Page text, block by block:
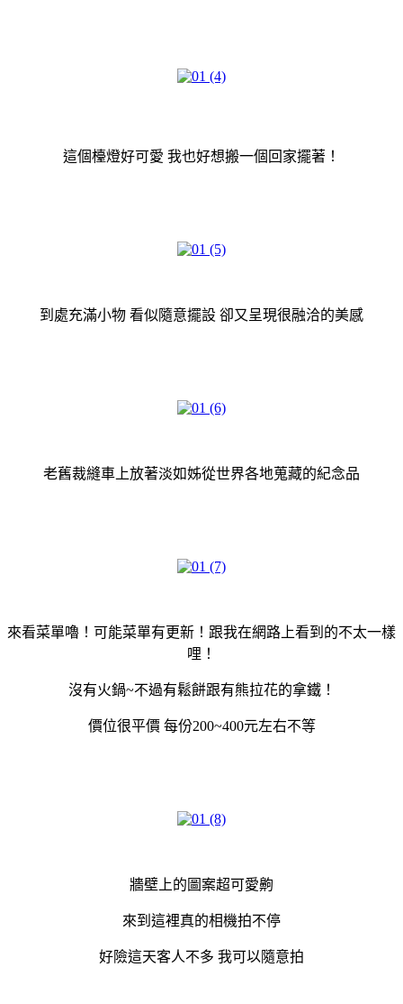
這個檯燈好可愛 我也好想搬一個回家擺著！
到處充滿小物 看似隨意擺設 卻又呈現很融洽的美感
老舊裁縫車上放著淡如姊從世界各地蒐藏的紀念品
來看菜單嚕！可能菜單有更新！跟我在網路上看到的不太一樣
哩！
沒有火鍋~不過有鬆餅跟有熊拉花的拿鐵！
價位很平價 每份200~400元左右不等
牆壁上的圖案超可愛齁
來到這裡真的相機拍不停
好險這天客人不多 我可以隨意拍